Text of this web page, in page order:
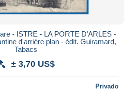
- ISTRE - LA PORTE D'ARLES -
d'arrière plan - édit. Guiramard,
Tabacs
± 3,70 US$
Privado